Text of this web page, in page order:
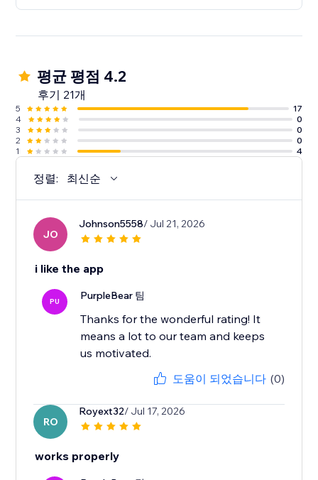
평균 평점 4.2
후기 21개
5
17
4
0
3
0
2
0
1
4
정렬: 최신순
JO
Johnson5558/ Jul 21, 2026
i like the app
PU PurpleBear 팀
Thanks for the wonderful rating! It
means a lot to our team and keeps
us motivated.
도움이 되었습니다 (0)
RO
Royext32/ Jul 17, 2026
works properly